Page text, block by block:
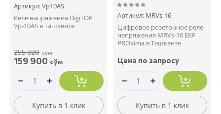
Артикул:Vp10AS
Реле напряжения DigiTOP
Vp-10AS в Ташкенте
255 320 сўм
159 900 сўм
Купить в 1 клик
Артикул: MRVs-16
Цифровое розеточное реле
напряжения MRVs-16 EKF
PROxima в Ташкенте
Цена по запросу
Купить в 1 клик